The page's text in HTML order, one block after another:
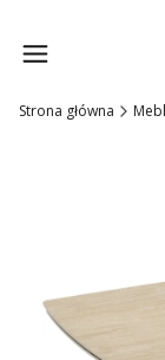
Strona główna